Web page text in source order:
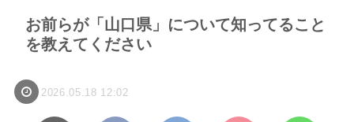
お前らが「山口県」について知ってること
を教えてください
2026.05.18 12:02